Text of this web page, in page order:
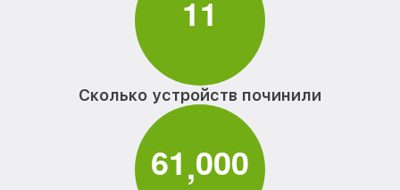
11
Сколько устройств починили
61,000